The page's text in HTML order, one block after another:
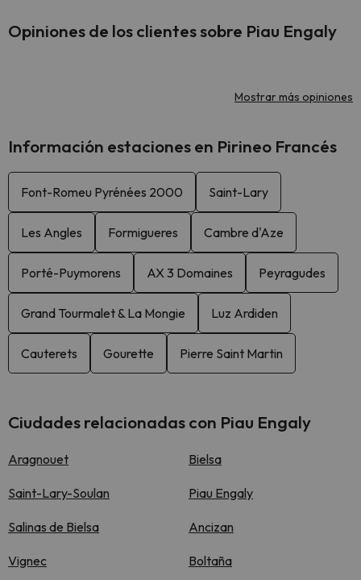
Opiniones de los clientes sobre Piau Engaly
Mostrar más opiniones
Información estaciones en Pirineo Francés
Font-Romeu Pyrénées 2000 Saint-Lary
Les Angles Formigueres Cambre d'Aze
Porté-Puymorens AX 3 Domaines Peyragudes
Grand Tourmalet & La Mongie Luz Ardiden
Cauterets Gourette Pierre Saint Martin
Ciudades relacionadas con Piau Engaly
Aragnouet Bielsa
Saint-Lary-Soulan Piau Engaly
Salinas de Bielsa Ancizan
Vignec Boltaña